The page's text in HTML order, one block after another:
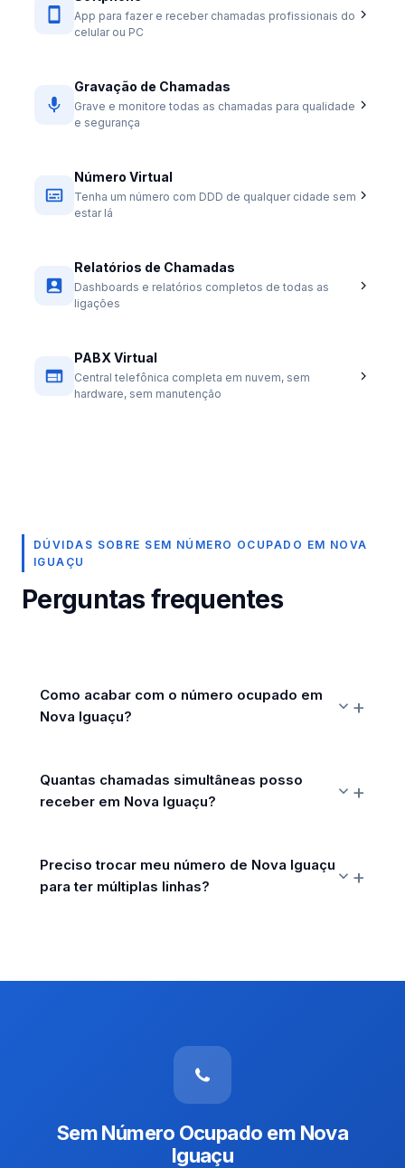
App para fazer e receber chamadas profissionais do
celular ou PC
Gravação de Chamadas
Grave e monitore todas as chamadas para qualidade
e segurança
Número Virtual
Tenha um número com DDD de qualquer cidade sem
estar lá
Relatórios de Chamadas
Dashboards e relatórios completos de todas as
ligações
PABX Virtual
Central telefônica completa em nuvem, sem
hardware, sem manutenção
DÚVIDAS SOBRE SEM NÚMERO OCUPADO EM NOVA
IGUAÇU
Perguntas frequentes
Como acabar com o número ocupado em
Nova Iguaçu?
Quantas chamadas simultâneas posso
receber em Nova Iguaçu?
Preciso trocar meu número de Nova Iguaçu
para ter múltiplas linhas?
Sem Número Ocupado em Nova
Iguaçu